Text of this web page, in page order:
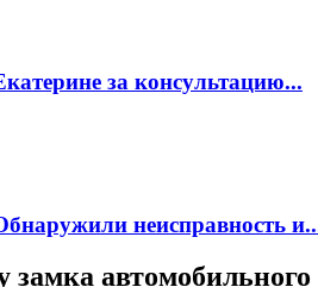
за консультацию...
неисправность
автомобильного